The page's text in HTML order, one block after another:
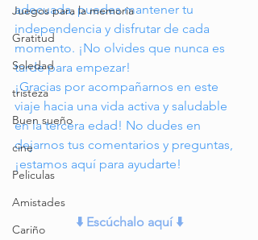
Juegos para la memoria
Gratitud
Soledad
tristeza
Buen sueño
cine
Peliculas
Amistades
Cariño
adecuada, puedes mantener tu
independencia y disfrutar de cada
momento. ¡No olvides que nunca es
tarde para empezar!
¡Gracias por acompañarnos en este
viaje hacia una vida activa y saludable
en la tercera edad! No dudes en
dejarnos tus comentarios y preguntas,
¡estamos aquí para ayudarte!
⬇️ Escúchalo aquí ⬇️